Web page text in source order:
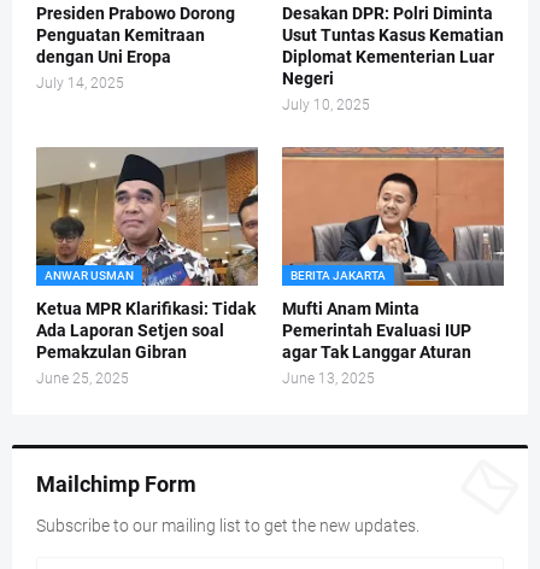
Presiden Prabowo Dorong
Penguatan Kemitraan
dengan Uni Eropa
July 14, 2025
Desakan DPR: Polri Diminta
Usut Tuntas Kasus Kematian
Diplomat Kementerian Luar
Negeri
July 10, 2025
ANWAR USMAN
Ketua MPR Klarifikasi: Tidak
Ada Laporan Setjen soal
Pemakzulan Gibran
June 25, 2025
BERITA JAKARTA
Mufti Anam Minta
Pemerintah Evaluasi IUP
agar Tak Langgar Aturan
June 13, 2025
Mailchimp Form
Subscribe to our mailing list to get the new updates.